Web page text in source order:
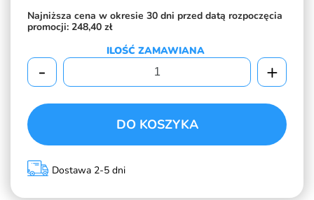
Najniższa cena w okresie 30 dni przed datą rozpoczęcia
promocji: 248,40 zł
ILOŚĆ ZAMAWIANA
- +
DO KOSZYKA
Dostawa 2-5 dni